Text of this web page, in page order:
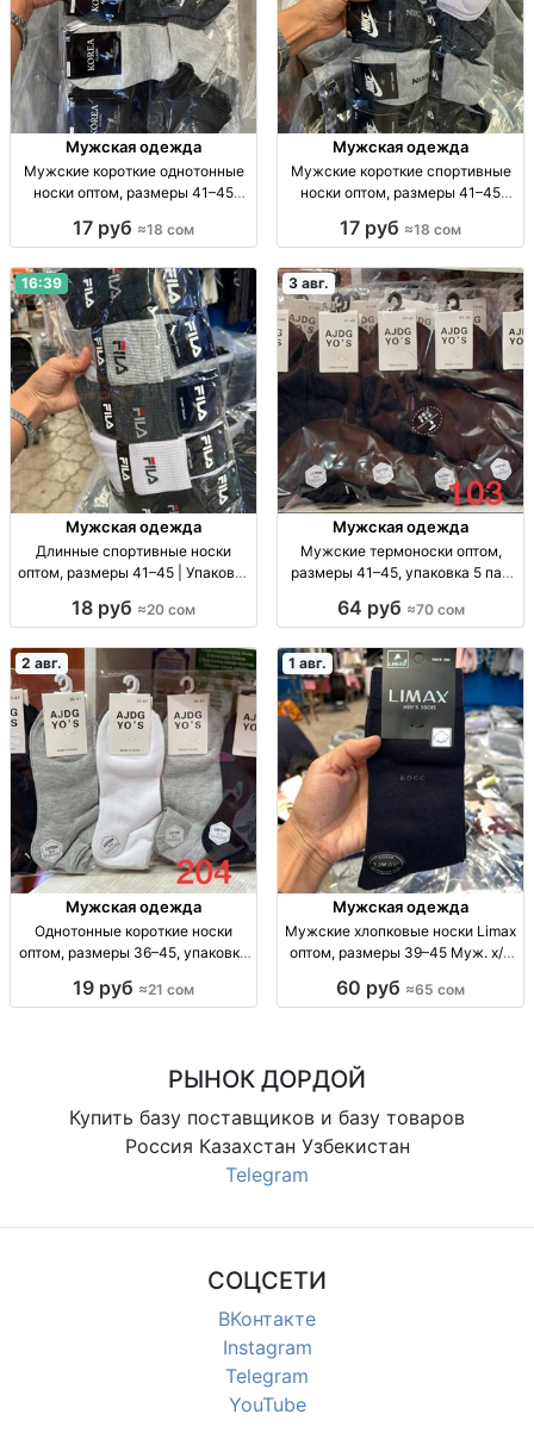
Мужская одежда
Мужские короткие однотонные
носки оптом, размеры 41–45
р 41–45, опт: 18 сом/пара, компл.
17 руб ≈18 сом
Мужская одежда
Мужские короткие спортивные
носки оптом, размеры 41–45
уп. 10 шт. — 180 сом
17 руб ≈18 сом
16:39
Мужская одежда
Длинные спортивные носки
оптом, размеры 41–45 | Упаковка
45, уп. 10 шт., 20 сом/уп.
18 руб ≈20 сом
3 авг.
Мужская одежда
Мужские термоноски оптом,
размеры 41–45, упаковка 5 пар
5 шт., опт.
64 руб ≈70 сом
2 авг.
Мужская одежда
Однотонные короткие носки
оптом, размеры 36–45, упаковка
носки оптом, р-р 36–41 и 41–45,
19 руб ≈21 сом
1 авг.
Мужская одежда
Мужские хлопковые носки Limax
оптом, размеры 39–45 Муж. х/б
пар, 65 сом.
60 руб ≈65 сом
РЫНОК ДОРДОЙ
Купить базу поставщиков и базу товаров
Россия Казахстан Узбекистан
Telegram
СОЦСЕТИ
ВКонтакте
Instagram
Telegram
YouTube